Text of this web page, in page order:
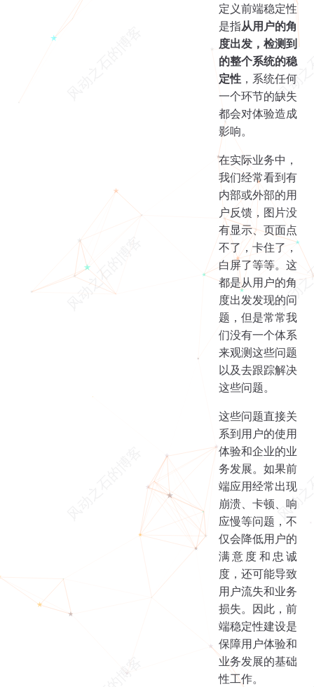
定义前端稳定性
是指从用户的角
度出发，检测到
的整个系统的稳
定性 ，系统任何
一个环节的缺失
都会对体验造成
影响。
在实际业务中，
我们经常看到有
内部或外部的用
户反馈，图片没
有显示、页面点
不了，卡住了，
白屏了等等。这
都是从用户的角
度出发发现的问
题，但是常常我
们没有一个体系
来观测这些问题
以及去跟踪解决
这些问题。
这些问题直接关
系到用户的使用
体验和企业的业
务发展。如果前
端应用经常出现
崩溃、卡顿、响
应慢等问题，不
仅会降低用户的
满意度和忠诚
度，还可能导致
用户流失和业务
损失。因此，前
端稳定性建设是
保障用户体验和
业务发展的基础
性工作。